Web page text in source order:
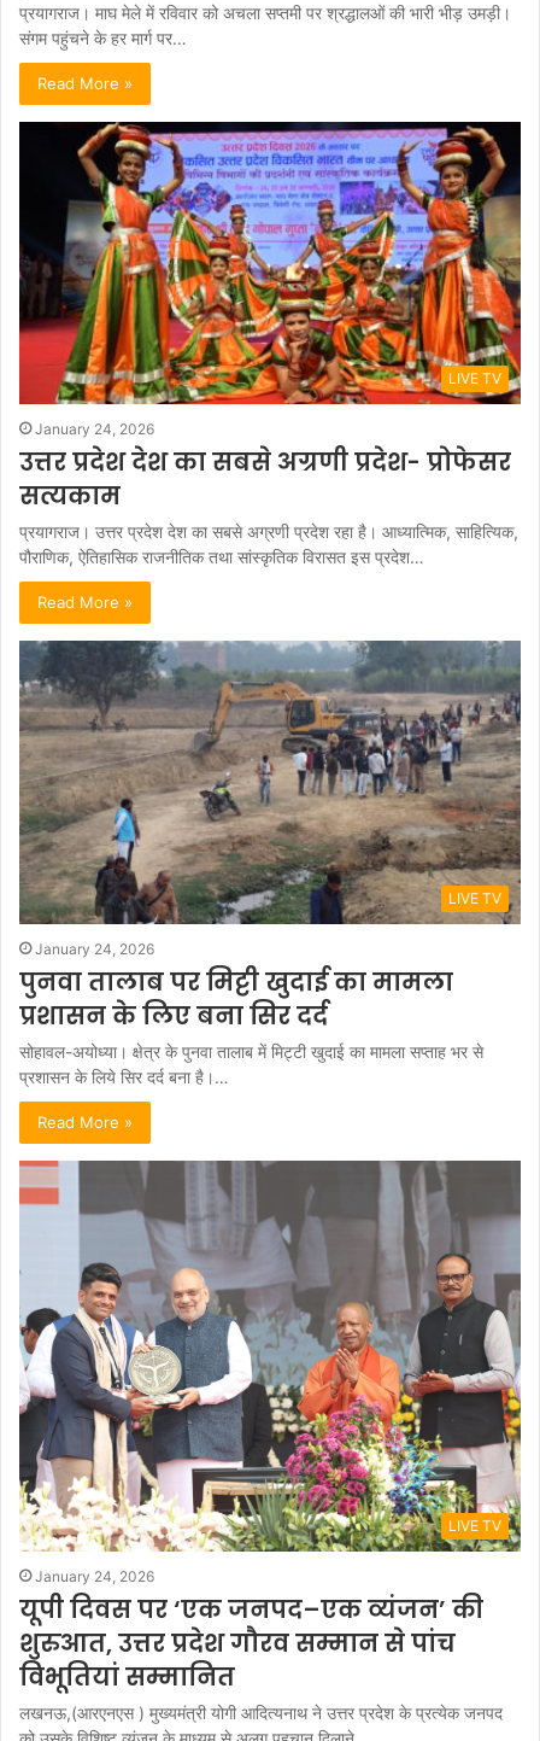
प्रयागराज। माघ मेले में रविवार को अचला सप्तमी पर श्रद्धालओं की भारी भीड़ उमड़ी।
संगम पहुंचने के हर मार्ग पर…
Read More »
LIVE TV
January 24, 2026
उत्तर प्रदेश देश का सबसे अग्रणी प्रदेश- प्रोफेसर
सत्यकाम
प्रयागराज। उत्तर प्रदेश देश का सबसे अग्रणी प्रदेश रहा है। आध्यात्मिक, साहित्यिक,
पौराणिक, ऐतिहासिक राजनीतिक तथा सांस्कृतिक विरासत इस प्रदेश…
Read More »
LIVE TV
January 24, 2026
पुनवा तालाब पर मिट्टी खुदाई का मामला
प्रशासन के लिए बना सिर दर्द
सोहावल-अयोध्या। क्षेत्र के पुनवा तालाब में मिट्टी खुदाई का मामला सप्ताह भर से
प्रशासन के लिये सिर दर्द बना है।…
Read More »
LIVE TV
January 24, 2026
यूपी दिवस पर ‘एक जनपद–एक व्यंजन’ की
शुरुआत, उत्तर प्रदेश गौरव सम्मान से पांच
विभूतियां सम्मानित
लखनऊ,(आरएनएस ) मुख्यमंत्री योगी आदित्यनाथ ने उत्तर प्रदेश के प्रत्येक जनपद